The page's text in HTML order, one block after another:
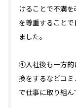
けることで不満
を尊重すること
ました。
④入社後も一方的
換をするなどコ
で仕事に取り組ん